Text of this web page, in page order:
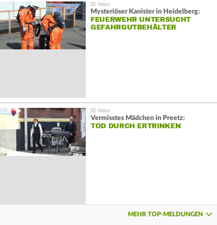
Mysteriöser Kanister in Heidelberg:
FEUERWEHR UNTERSUCHT
GEFAHRGUTBEHÄLTER
Vermisstes Mädchen in Preetz:
TOD DURCH ERTRINKEN
MEHR TOP-MELDUNGEN